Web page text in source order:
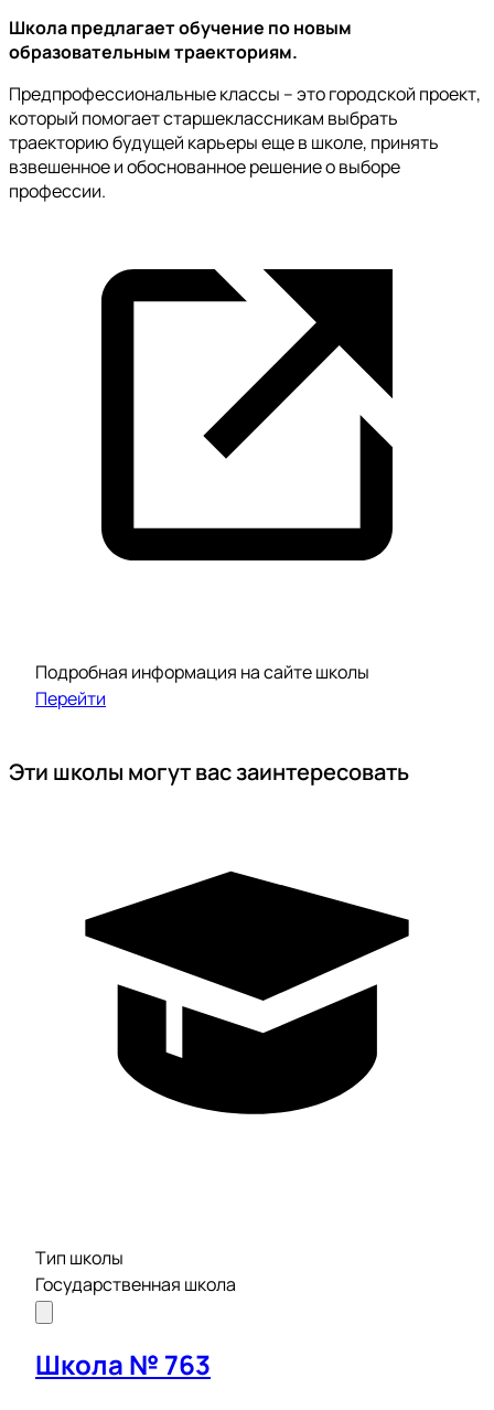
Школа предлагает обучение по новым
образовательным траекториям.
Предпрофессиональные классы – это городской проект,
который помогает старшеклассникам выбрать
траекторию будущей карьеры еще в школе, принять
взвешенное и обоснованное решение о выборе
профессии.
Подробная информация на сайте школы
Перейти
Эти школы могут вас заинтересовать
Тип школы
Государственная школа
Школа № 763